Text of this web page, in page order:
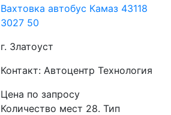
Вахтовка автобус Камаз 43118
3027 50
г. Златоуст
Контакт: Автоцентр Технология
Цена по запросу
Количество мест 28. Тип